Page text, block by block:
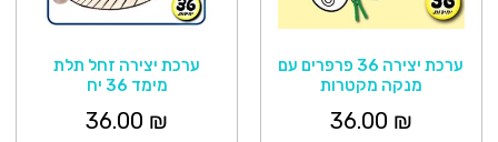
ערכת יצירה 36 פרפרים עם
מנקה מקטרות
36.00 ₪
ערכת יצירה זחל תלת
מימד 36 יח
36.00 ₪